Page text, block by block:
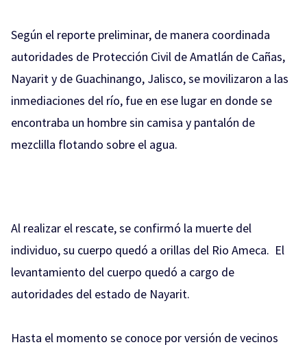
Según el reporte preliminar, de manera coordinada
autoridades de Protección Civil de Amatlán de Cañas,
Nayarit y de Guachinango, Jalisco, se movilizaron a las
inmediaciones del río, fue en ese lugar en donde se
encontraba un hombre sin camisa y pantalón de
mezclilla flotando sobre el agua.
Al realizar el rescate, se confirmó la muerte del
individuo, su cuerpo quedó a orillas del Rio Ameca. El
levantamiento del cuerpo quedó a cargo de
autoridades del estado de Nayarit.
Hasta el momento se conoce por versión de vecinos